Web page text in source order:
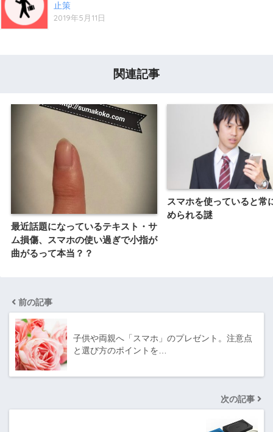
止策
2019年5月11日
関連記事
最近話題になっているテキスト・サ
ム損傷、スマホの使い過ぎで小指が
曲がるって本当？？
スマホを使っていると常
められる謎
前の記事
子供や両親へ「スマホ」のプレゼント。注意点
と選び方のポイントを…
次の記事